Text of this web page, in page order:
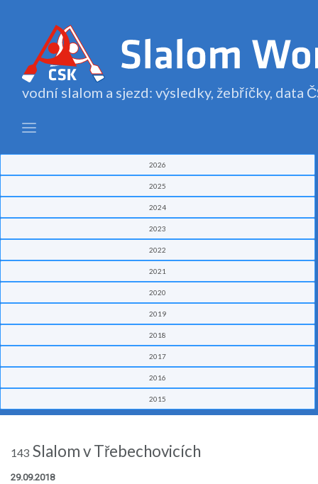
vodní slalom a sjezd: výsledky, žebříčky, data
2026
2025
2024
2023
2022
2021
2020
2019
2018
2017
2016
2015
143 Slalom v Třebechovicích
29.09.2018